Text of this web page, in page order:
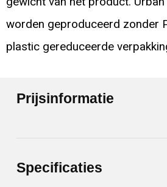
worden geproduceerd zonder
plastic gereduceerde
Prijsinformatie
Specificaties